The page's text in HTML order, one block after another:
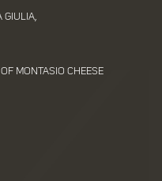
GIULIA,
MONTASIO CHEESE